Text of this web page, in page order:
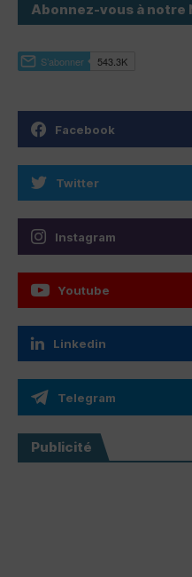
Abonnez-vous à notre
Facebook
Twitter
Instagram
Youtube
Linkedin
Telegram
Publicité